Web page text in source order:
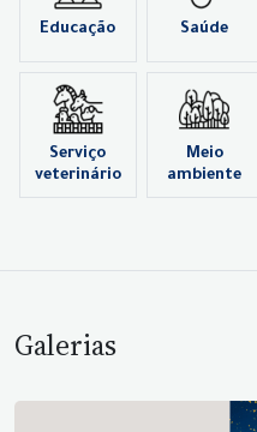
Educação Saúde
Serviço
veterinário
Meio
ambiente
Galerias